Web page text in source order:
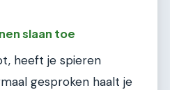
slaan toe
heeft je spieren
gesproken haalt je